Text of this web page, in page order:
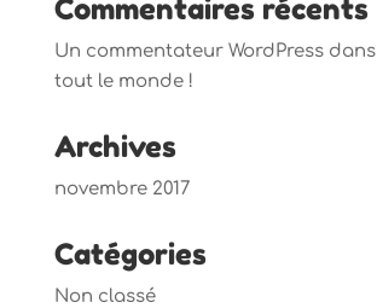
Commentaires récents
Un commentateur WordPressdans
tout le monde !
Archives
novembre 2017
Catégories
Non classé